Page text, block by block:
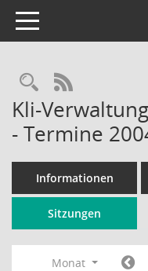
Toggle navigation
RSS-Feed
Kli-
- Termine
Informationen
Sitzungen
Monat